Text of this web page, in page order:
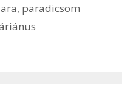
, paradicsom